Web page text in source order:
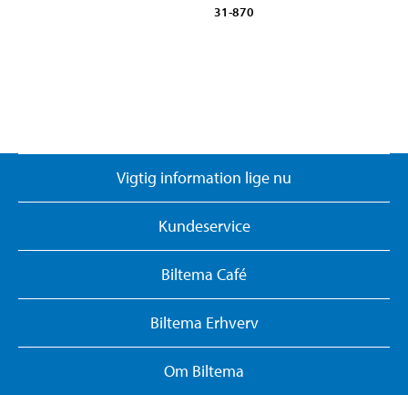
31-870
Vigtig information lige nu
Kundeservice
Biltema Café
Biltema Erhverv
Om Biltema